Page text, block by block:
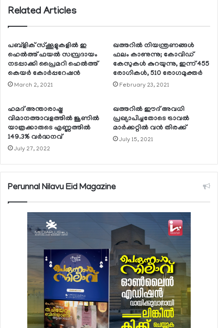
Related Articles
പബ്ളിക് സ്‌ക്കൂളുകളില്‍ ഇ
ഹെല്‍ത്ത് ഫയല്‍ സമ്പ്രദായം
നടപ്പാക്കി പ്രൈമറി ഹെല്‍ത്ത്
കെയര്‍ കോര്‍പ്പറേഷന്‍
March 2, 2021
ഖത്തറില്‍ നിയന്ത്രണങ്ങള്‍
ഫലം കാണുന്നു; കോവിഡ്
കേസുകള്‍ കുറയുന്നു, ഇന്ന് 455
രോഗികള്‍, 510 രോഗമുക്തര്‍
February 23, 2021
ഹമദ് അന്താരാഷ്ട്ര
വിമാനത്താവളത്തില്‍ ജൂണില്‍
യാത്രക്കാരുടെ എണ്ണത്തില്‍
149.3% വര്‍ദ്ധനവ്
July 27, 2022
ഖത്തറില്‍ ഈദ് അവധി
പ്രഖ്യാപിച്ചതോടെ ട്രാവല്‍
മാര്‍ക്കറ്റില്‍ വന്‍ തിരക്ക്
July 15, 2021
Perunnal Nilavu Eid Magazine